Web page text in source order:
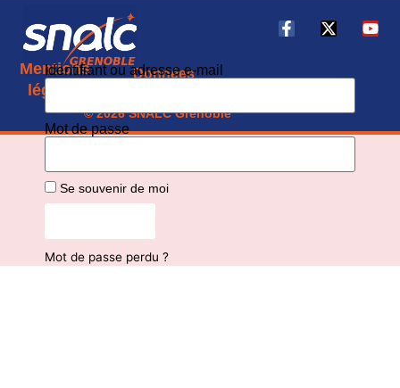
Mentions
légales
Données
© 2026 SNALC Grenoble
Identifiant ou adresse e-mail
Mot de passe
Se souvenir de moi
Mot de passe perdu ?